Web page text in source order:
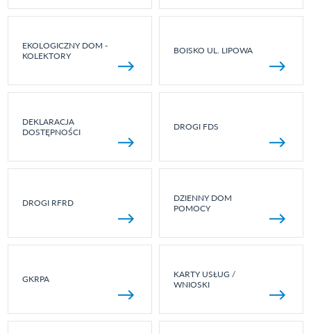
EKOLOGICZNY DOM -
KOLEKTORY
BOISKO UL. LIPOWA
DEKLARACJA
DOSTĘPNOŚCI
DROGI FDS
DROGI RFRD
DZIENNY DOM
POMOCY
GKRPA
KARTY USŁUG /
WNIOSKI